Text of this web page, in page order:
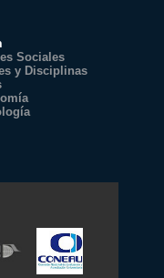
Sociales
y Disciplinas